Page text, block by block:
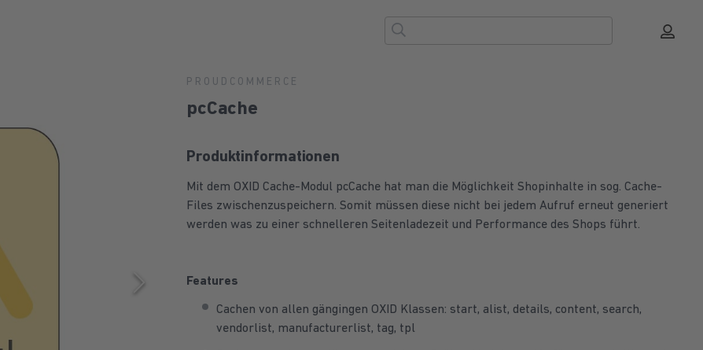
PROUDCOMMERCE
pcCache
Produktinformationen
Mit dem OXID Cache-Modul pcCache hat man die Möglichkeit Shopinhalte in sog. Cache-
Files zwischenzuspeichern. Somit müssen diese nicht bei jedem Aufruf erneut generiert
werden was zu einer schnelleren Seitenladezeit und Performance des Shops führt.
Features
Cachen von allen gängingen OXID Klassen: start, alist, details, content, search,
vendorlist, manufacturerlist, tag, tpl